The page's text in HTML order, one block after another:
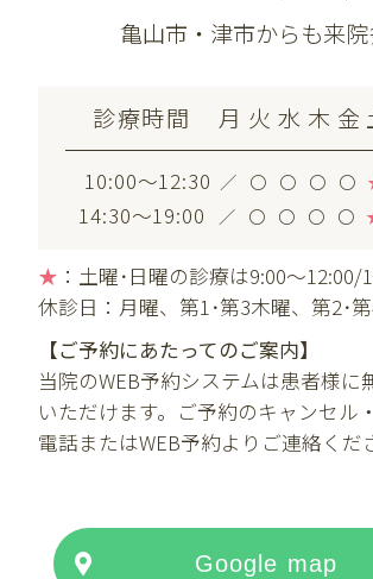
亀山市・津市からも来
診療時間 月 火 水 木 金
10:00〜12:30 ／ 〇 〇 〇 〇
14:30〜19:00 ／ 〇 〇 〇 〇
★ ：土曜･日曜の診療は9:00～12:00/
休診日：月曜、第1･第3木曜、第2･
【ご予約にあたってのご案内】
当院のWEB予約システムは患者様に
いただけます。ご予約のキャンセル
電話またはWEB予約よりご連絡くだ
Google map